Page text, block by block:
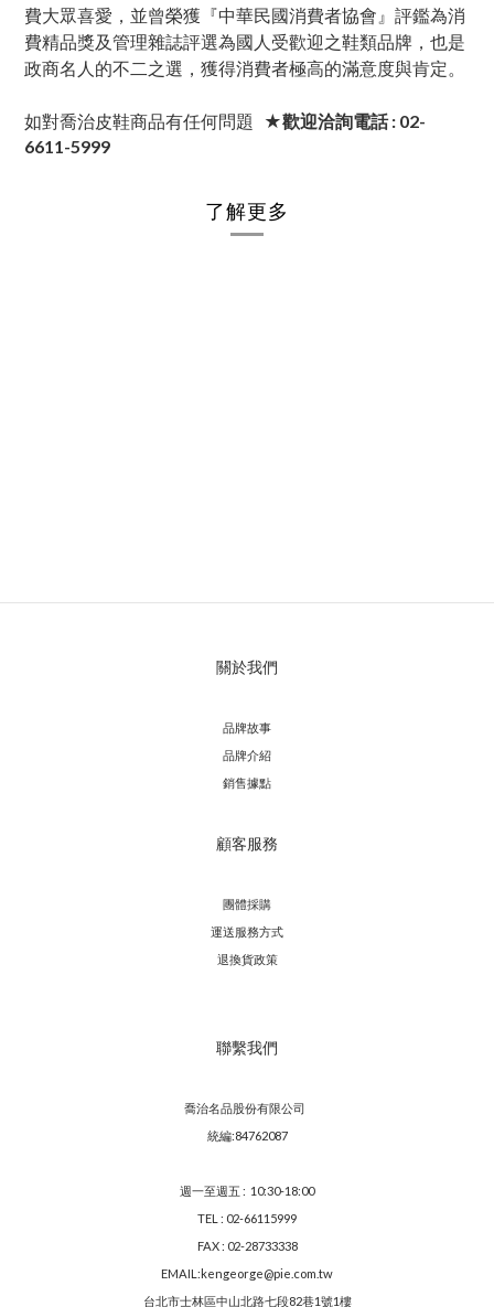
費大眾喜愛，並曾榮獲『中華民國消費者協會』評鑑為消
費精品獎及管理雜誌評選為國人受歡迎之鞋類品牌，也是
政商名人的不二之選，獲得消費者極高的滿意度與肯定。
如對喬治皮鞋商品有任何問題
★歡迎洽詢電話 : 02-
6611-5999
了解更多
關於我們
品牌故事
品牌介紹
銷售據點
顧客服務
團體採購
運送服務方式
退換貨政策
聯繫我們
喬治名品股份有限公司
統編:84762087
週一至週五 : 10:30-18:00
TEL : 02-66115999
FAX : 02-28733338
EMAIL:kengeorge@pie.com.tw
台北市士林區中山北路七段82巷1號1樓